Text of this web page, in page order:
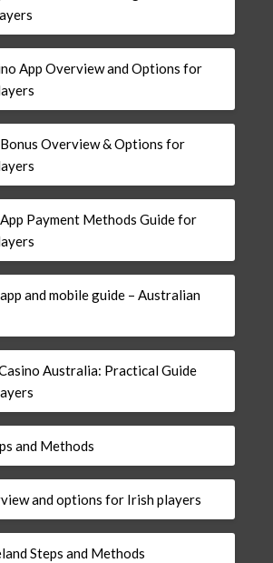
App Overview and Options for
Overview & Options for
Payment Methods Guide for
and mobile guide – Australian
Australia: Practical Guide
and Methods
and options for Irish players
Steps and Methods